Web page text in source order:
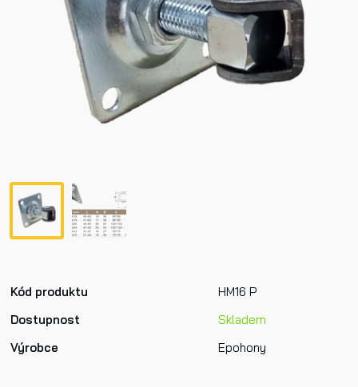
Kód produktu
HM16 P
Dostupnost
Skladem
Výrobce
Epohony